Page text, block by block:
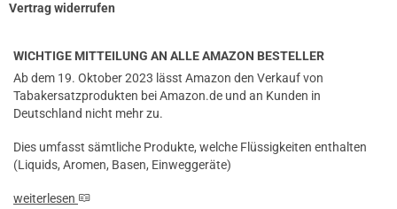
Vertrag widerrufen
WICHTIGE MITTEILUNG AN ALLE AMAZON BESTELLER
Ab dem 19. Oktober 2023 lässt Amazon den Verkauf von
Tabakersatzprodukten bei Amazon.de und an Kunden in
Deutschland nicht mehr zu.
Dies umfasst sämtliche Produkte, welche Flüssigkeiten enthalten
(Liquids, Aromen, Basen, Einweggeräte)
weiterlesen